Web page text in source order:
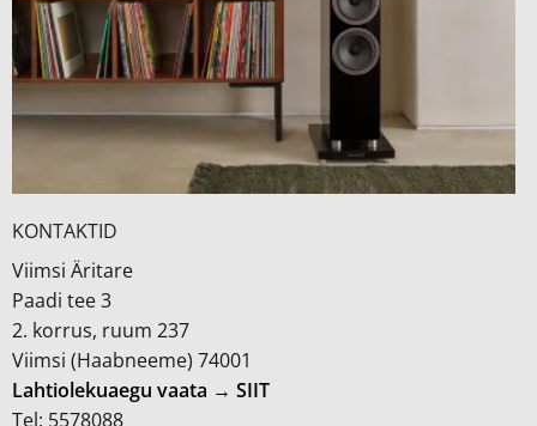
KONTAKTID
Viimsi Äritare
Paadi tee 3
2. korrus, ruum 237
Viimsi (Haabneeme) 74001
Lahtiolekuaegu vaata → SIIT
Tel: 5578088